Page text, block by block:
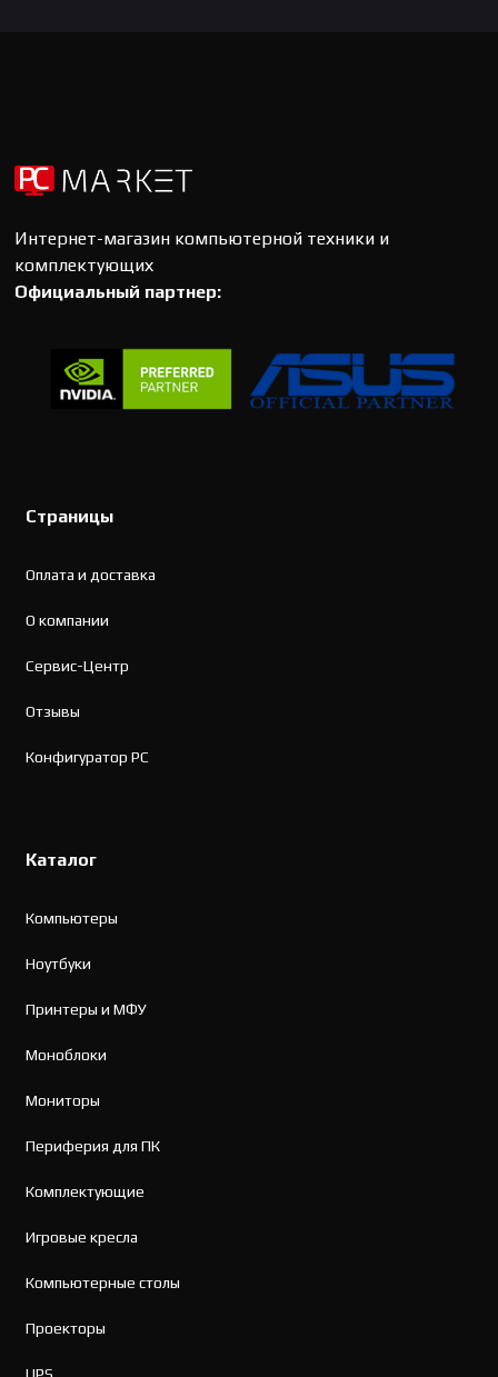
Интернет-магазин компьютерной техники и
комплектующих
Официальный партнер:
Страницы
Оплата и доставка
О компании
Сервис-Центр
Отзывы
Конфигуратор PC
Каталог
Компьютеры
Ноутбуки
Принтеры и МФУ
Моноблоки
Мониторы
Периферия для ПК
Комплектующие
Игровые кресла
Компьютерные столы
Проекторы